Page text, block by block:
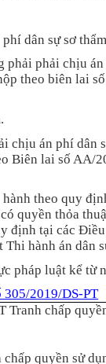
dân sự sơ
phải phải chịu
theo biên lai
chịu án phí dân
Biên lai số AA/
theo quy
quyền thỏa
định tại các
hành án dân
pháp luật kể từ
305/2019/DS-PT
Tranh chấp
chấp quyền sử